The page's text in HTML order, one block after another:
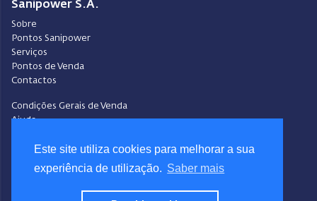
Este site utiliza cookies para melhorar a sua
experiência de utilização. Saber mais
Sanipower S.A.
Sobre
Pontos Sanipower
Serviços
Pontos de Venda
Contactos
Condições Gerais de Venda
Ajuda
Política de Privacidade
Política de Cookies
Portal do Denunciante
Livro de Reclamações